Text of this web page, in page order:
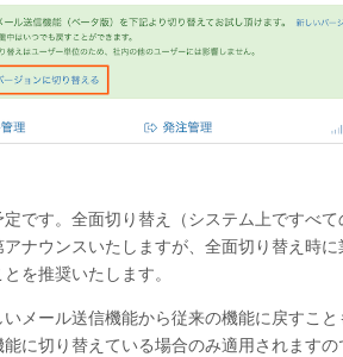
です。全面切り替え（システム上ですべ
ナウンスいたしますが、全面切り替え時
を推奨いたします。
メール送信機能から従来の機能に戻すこ
に切り替えている場合のみ適用されますの